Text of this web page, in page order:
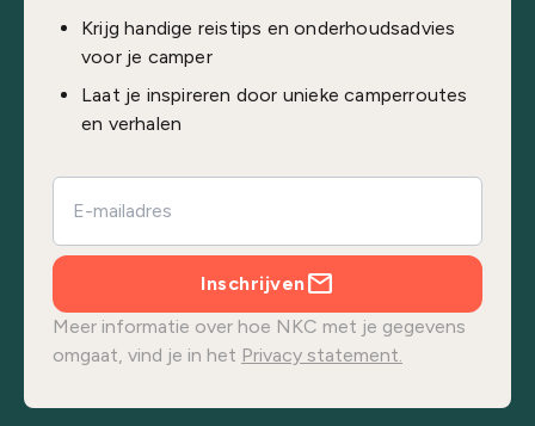
Krijg handige reistips en onderhoudsadvies
voor je camper
Laat je inspireren door unieke camperroutes
en verhalen
Inschrijven
Meer informatie over hoe NKC met je gegevens
omgaat, vind je in het Privacy statement.